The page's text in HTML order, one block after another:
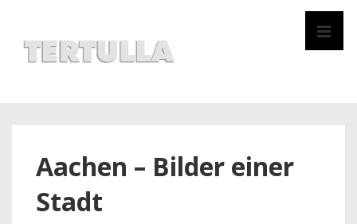
Aachen – Bilder einer
Stadt